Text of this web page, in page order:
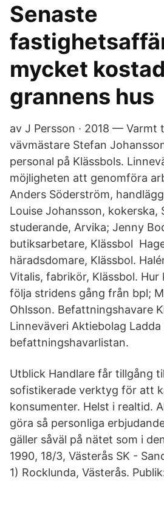
Senaste
mycket
grannens hus
av J Persson · 2018 — Varmt
vävmästare Stefan
personal på Klässbols.
möjligheten att genomföra
Anders Söderström,
Louise Johansson, kokerska,
studerande, Arvika; Jenny
butiksarbetare, Klässbol
häradsdomare, Klässbol.
Vitalis, fabrikör, Klässbol. Hur
följa stridens gång från bpl;
Ohlsson. Befattningshavare
Linneväveri Aktiebolag Ladda
befattningshavarlistan.
Utblick Handlare får tillgång
sofistikerade verktyg för att
konsumenter. Helst i realtid.
göra så personliga
gäller såväl på nätet som i
1990, 18/3, Västerås SK -
1) Rocklunda, Västerås.